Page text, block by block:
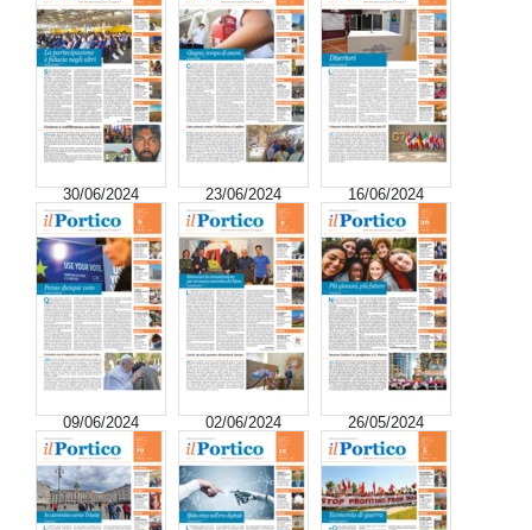
30/06/2024 23/06/2024 16/06/2024
09/06/2024 02/06/2024 26/05/2024